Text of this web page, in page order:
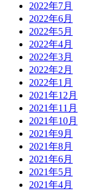
2022年7月
2022年6月
2022年5月
2022年4月
2022年3月
2022年2月
2022年1月
2021年12月
2021年11月
2021年10月
2021年9月
2021年8月
2021年6月
2021年5月
2021年4月